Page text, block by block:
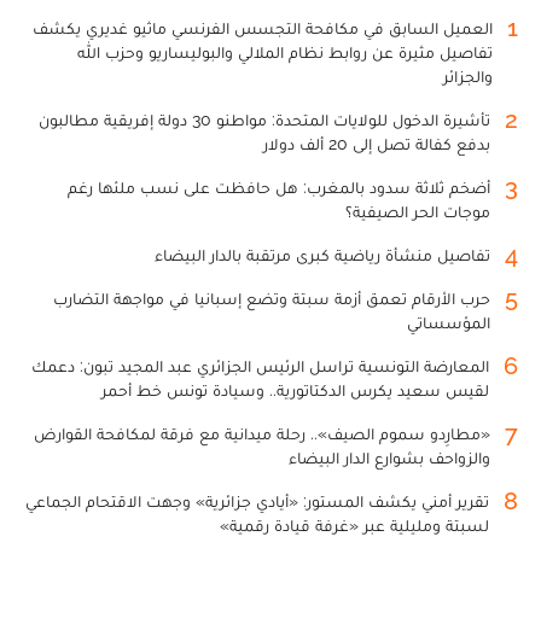
1
العميل السابق في مكافحة التجسس الفرنسي ماثيو غديري يكشف
تفاصيل مثيرة عن روابط نظام الملالي والبوليساريو وحزب الله
والجزائر
2
تأشيرة الدخول للولايات المتحدة: مواطنو 30 دولة إفريقية مطالبون
بدفع كفالة تصل إلى 20 ألف دولار
3
أضخم ثلاثة سدود بالمغرب: هل حافظت على نسب ملئها رغم
موجات الحر الصيفية؟
4 تفاصيل منشأة رياضية كبرى مرتقبة بالدار البيضاء
5
حرب الأرقام تعمق أزمة سبتة وتضع إسبانيا في مواجهة التضارب
المؤسساتي
6
المعارضة التونسية تراسل الرئيس الجزائري عبد المجيد تبون: دعمك
لقيس سعيد يكرس الدكتاتورية.. وسيادة تونس خط أحمر
7
«مطارِدو سموم الصيف».. رحلة ميدانية مع فرقة لمكافحة القوارض
والزواحف بشوارع الدار البيضاء
8
تقرير أمني يكشف المستور: «أيادي جزائرية» وجهت الاقتحام الجماعي
لسبتة ومليلية عبر «غرفة قيادة رقمية»